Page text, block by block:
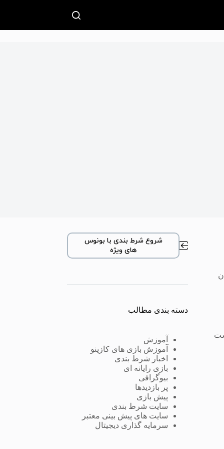
شروع شرط بندی با بونوس
های ویژه
دسته بندی مطالب
آموزش
آموزش بازی های کازینو
اخبار شرط بندی
بازی رایانه ای
بیوگرافی
پر بازدیدها
پیش بازی
سایت شرط بندی
سایت های پیش بینی معتبر
سرمایه گذاری دیجیتال